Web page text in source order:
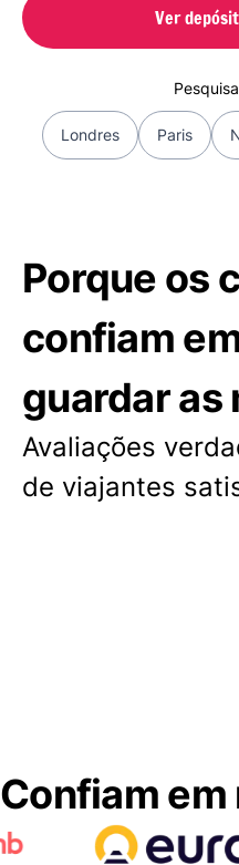
Ver
Londres Paris
Porque os
confiam
guardar as
Avaliações
de viajantes
Confiam em